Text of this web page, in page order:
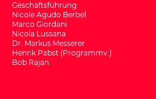
Geschäftsführung:
Nicole Agudo Berbel
Marco Giordani
Nicola Lussana
Dr. Markus Messerer
Henrik Pabst (Programmv.)
Bob Rajan